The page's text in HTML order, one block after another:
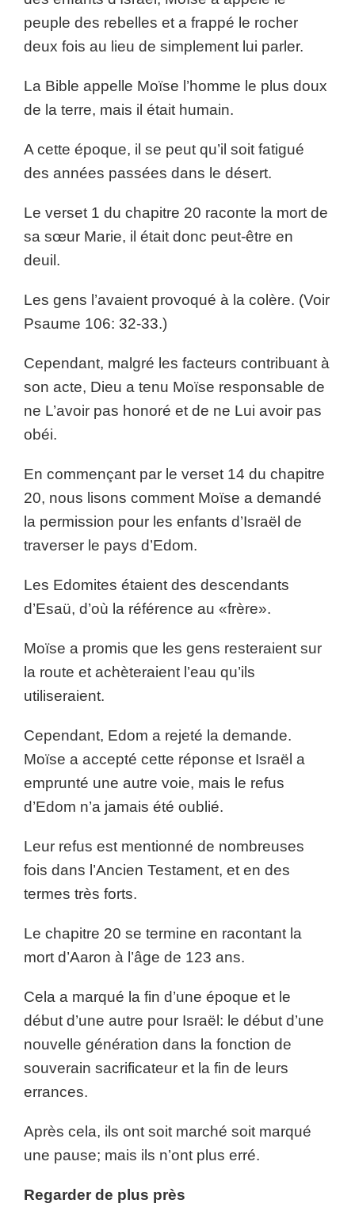
peuple des rebelles et a frappé le rocher
deux fois au lieu de simplement lui parler.
La Bible appelle Moïse l’homme le plus doux
de la terre, mais il était humain.
A cette époque, il se peut qu’il soit fatigué
des années passées dans le désert.
Le verset 1 du chapitre 20 raconte la mort de
sa sœur Marie, il était donc peut-être en
deuil.
Les gens l’avaient provoqué à la colère. (Voir
Psaume 106: 32-33.)
Cependant, malgré les facteurs contribuant à
son acte, Dieu a tenu Moïse responsable de
ne L’avoir pas honoré et de ne Lui avoir pas
obéi.
En commençant par le verset 14 du chapitre
20, nous lisons comment Moïse a demandé
la permission pour les enfants d’Israël de
traverser le pays d’Edom.
Les Edomites étaient des descendants
d’Esaü, d’où la référence au «frère».
Moïse a promis que les gens resteraient sur
la route et achèteraient l’eau qu’ils
utiliseraient.
Cependant, Edom a rejeté la demande.
Moïse a accepté cette réponse et Israël a
emprunté une autre voie, mais le refus
d’Edom n’a jamais été oublié.
Leur refus est mentionné de nombreuses
fois dans l’Ancien Testament, et en des
termes très forts.
Le chapitre 20 se termine en racontant la
mort d’Aaron à l’âge de 123 ans.
Cela a marqué la fin d’une époque et le
début d’une autre pour Israël: le début d’une
nouvelle génération dans la fonction de
souverain sacrificateur et la fin de leurs
errances.
Après cela, ils ont soit marché soit marqué
une pause; mais ils n’ont plus erré.
Regarder de plus près